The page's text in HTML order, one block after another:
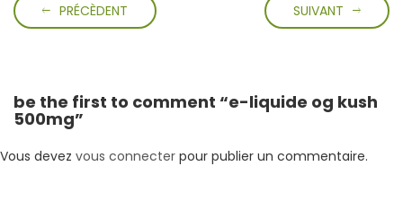
PRÉCÈDENT SUIVANT
be the first to comment “e-liquide og kush
500mg”
Vous devez vous connecter pour publier un commentaire.